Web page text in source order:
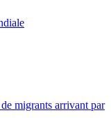
migrants arrivant par